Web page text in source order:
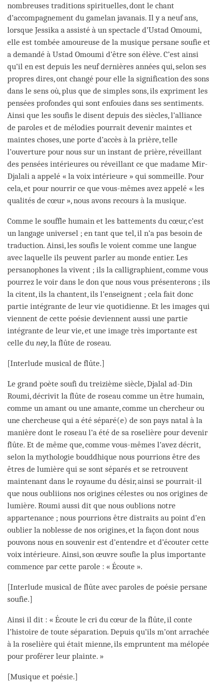
nombreuses traditions spirituelles, dont le chant
d’accompagnement du gamelan javanais. Il y a neuf ans,
lorsque Jessika a assisté à un spectacle d’Ustad Omoumi,
elle est tombée amoureuse de la musique persane soufie et
a demandé à Ustad Omoumi d’être son élève. C’est ainsi
qu’il en est depuis les neuf dernières années qui, selon ses
propres dires, ont changé pour elle la signification des sons
dans le sens où, plus que de simples sons, ils expriment les
pensées profondes qui sont enfouies dans ses sentiments.
Ainsi que les soufis le disent depuis des siècles, l’alliance
de paroles et de mélodies pourrait devenir maintes et
maintes choses, une porte d’accès à la prière, telle
l’ouverture pour nous sur un instant de prière, réveillant
des pensées intérieures ou réveillant ce que madame Mir-
Djalali a appelé « la voix intérieure » qui sommeille. Pour
cela, et pour nourrir ce que vous-mêmes avez appelé « les
qualités de cœur », nous avons recours à la musique.
Comme le souffle humain et les battements du cœur, c’est
un langage universel ; en tant que tel, il n’a pas besoin de
traduction. Ainsi, les soufis le voient comme une langue
avec laquelle ils peuvent parler au monde entier. Les
persanophones la vivent ; ils la calligraphient, comme vous
pourrez le voir dans le don que nous vous présenterons ; ils
la citent, ils la chantent, ils l’enseignent ; cela fait donc
partie intégrante de leur vie quotidienne. Et les images qui
viennent de cette poésie deviennent aussi une partie
intégrante de leur vie, et une image très importante est
celle du ney, la flûte de roseau.
[Interlude musical de flûte.]
Le grand poète soufi du treizième siècle, Djalal ad-Din
Roumi, décrivit la flûte de roseau comme un être humain,
comme un amant ou une amante, comme un chercheur ou
une chercheuse qui a été séparé(e) de son pays natal à la
manière dont le roseau l’a été de sa roselière pour devenir
flûte. Et de même que, comme vous-mêmes l’avez décrit,
selon la mythologie bouddhique nous pourrions être des
êtres de lumière qui se sont séparés et se retrouvent
maintenant dans le royaume du désir, ainsi se pourrait-il
que nous oubliions nos origines célestes ou nos origines de
lumière. Roumi aussi dit que nous oublions notre
appartenance ; nous pourrions être distraits au point d’en
oublier la noblesse de nos origines, et la façon dont nous
pouvons nous en souvenir est d’entendre et d’écouter cette
voix intérieure. Ainsi, son œuvre soufie la plus importante
commence par cette parole : « Écoute ».
[Interlude musical de flûte avec paroles de poésie persane
soufie.]
Ainsi il dit : « Écoute le cri du cœur de la flûte, il conte
l’histoire de toute séparation. Depuis qu’ils m’ont arrachée
à la roselière qui était mienne, ils empruntent ma mélopée
pour proférer leur plainte. »
[Musique et poésie.]